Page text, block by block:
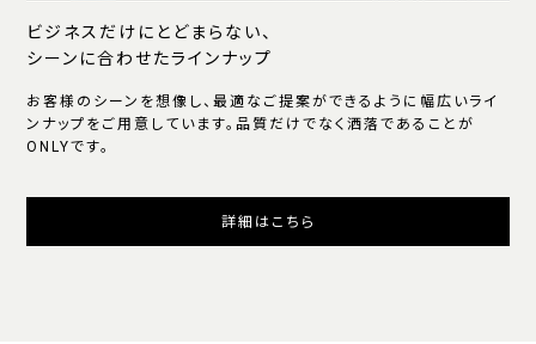
ビジネスだけにとどまらない、
シーンに合わせたラインナップ
お客様のシーンを想像し、最適なご提案ができるように幅広いライ
ンナップをご用意しています。品質だけでなく洒落であることが
ONLYです。
詳細はこちら